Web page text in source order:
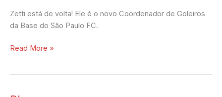
Zetti está de volta! Ele é o novo Coordenador de Goleiros
da Base do São Paulo FC.
Read More »